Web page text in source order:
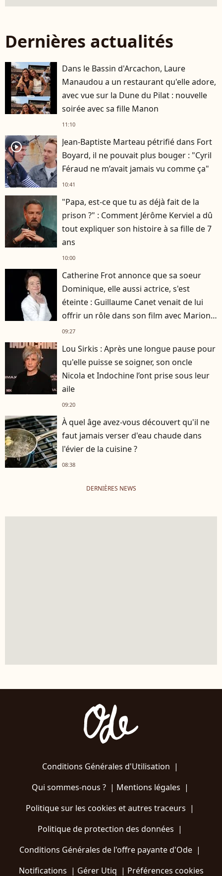
Dernières actualités
Dans le Bassin d'Arcachon, Laure
Manaudou a un restaurant qu'elle adore,
avec vue sur la Dune du Pilat : nouvelle
soirée avec sa fille Manon
11:10
player2
Jean-Baptiste Marteau pétrifié dans Fort
Boyard, il ne pouvait plus bouger : "Cyril
Féraud ne m’avait jamais vu comme ça"
10:41
"Papa, est-ce que tu as déjà fait de la
prison ?" : Comment Jérôme Kerviel a dû
tout expliquer son histoire à sa fille de 7
ans
10:00
Catherine Frot annonce que sa soeur
Dominique, elle aussi actrice, s'est
éteinte : Guillaume Canet venait de lui
offrir un rôle dans son film avec Marion
Cotillard
09:27
Lou Sirkis : Après une longue pause pour
qu'elle puisse se soigner, son oncle
Nicola et Indochine l’ont prise sous leur
aile
09:20
À quel âge avez-vous découvert qu'il ne
faut jamais verser d'eau chaude dans
l'évier de la cuisine ?
08:38
DERNIÈRES NEWS
Conditions Générales d'Utilisation |
Qui sommes-nous ?| Mentions légales |
Politique sur les cookies et autres traceurs |
Politique de protection des données |
Conditions Générales de l'offre payante d'Ode |
Notifications | Gérer Utiq | Préférences cookies